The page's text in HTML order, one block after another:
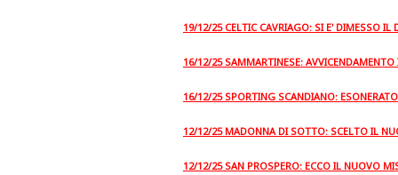
19/12/25 CELTIC CAVRIAGO: SI E' DIMESSO IL
16/12/25 SAMMARTINESE: AVVICENDAMENTO
16/12/25 SPORTING SCANDIANO:
12/12/25 MADONNA DI SOTTO: SCELTO IL
12/12/25 SAN PROSPERO: ECCO IL NUOVO